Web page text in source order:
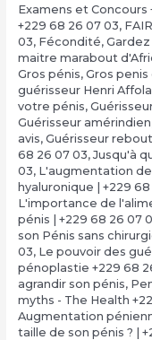
Examens et Concours
+229 68 26 07 03,
03, Fécondité,
maitre marabout
Gros pénis, Gros
guérisseur Henri
votre pénis,
Guérisseur amérindien
avis, Guérisseur
68 26 07 03, Jusqu'à
03, L'augmentation
hyaluronique | +229
L'importance de
pénis | +229 68 26 07
son Pénis sans
03, Le pouvoir des
pénoplastie +229 68
agrandir son pénis,
myths - The Health
Augmentation
taille de son pénis ? |